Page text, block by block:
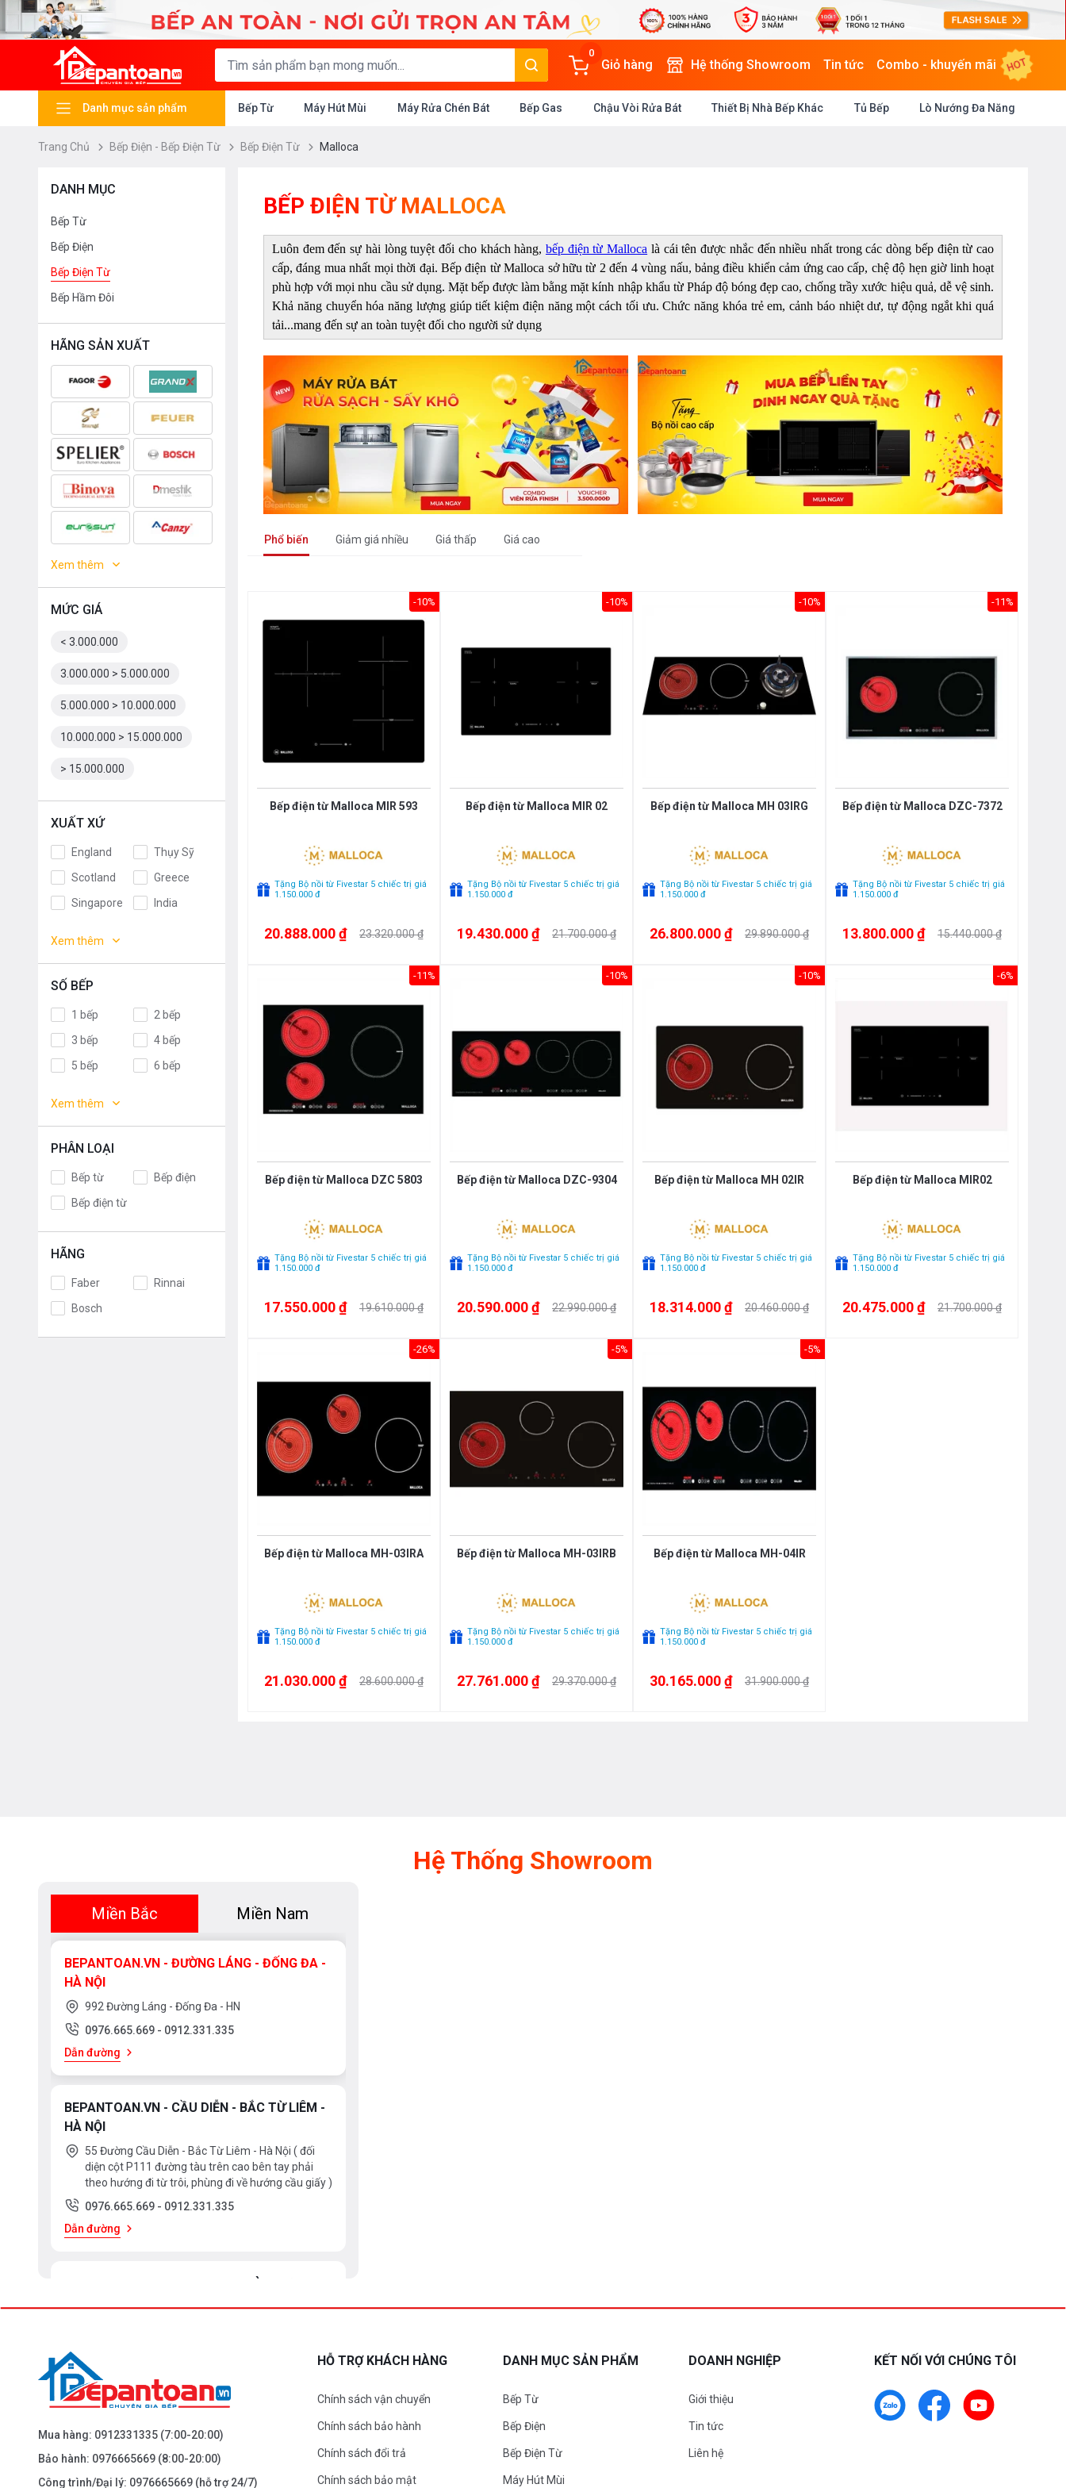
0
Giỏ hàng Hệ thống Showroom Tin tức Combo - khuyến mãi HOT
Danh mục sản phẩm Bếp Từ Máy Hút Mùi Máy Rửa Chén Bát Bếp Gas Chậu Vòi Rửa Bát Thiết Bị Nhà Bếp Khác Tủ Bếp Lò Nướng Đa Năng
Trang Chủ Bếp Điện - Bếp Điện Từ Bếp Điện Từ Malloca
DANH MỤC
Bếp Từ
Bếp Điện
Bếp Điện Từ
Bếp Hầm Đôi
HÃNG SẢN XUẤT
Xem thêm
MỨC GIÁ
< 3.000.000
3.000.000 > 5.000.000
5.000.000 > 10.000.000
10.000.000 > 15.000.000
> 15.000.000
XUẤT XỨ
England
Thụy Sỹ
Scotland
Greece
Singapore
India
Russia
Malaysia
Korea
EU
Spain
China
Mỹ
Chính Hãng
Xem thêm
SỐ BẾP
1 bếp
2 bếp
3 bếp
4 bếp
5 bếp
6 bếp
điểm
Xem thêm
PHÂN LOẠI
Bếp từ
Bếp điện
Bếp điện từ
HÃNG
Faber
Rinnai
Bosch
BẾP ĐIỆN TỪ MALLOCA
Luôn đem đến sự hài lòng tuyệt đối cho khách hàng, bếp điện từ Malloca là cái tên được nhắc đến nhiều nhất trong các dòng bếp điện từ cao
cấp, đáng mua nhất mọi thời đại. Bếp điện từ Malloca sở hữu từ 2 đến 4 vùng nấu, bảng điều khiển cảm ứng cao cấp, chệ độ hẹn giờ linh hoạt
phù hợp với mọi nhu cầu sử dụng. Mặt bếp được làm bằng mặt kính nhập khẩu từ Pháp độ bóng đẹp cao, chống trầy xước hiệu quả, dễ vệ sinh.
Khả năng chuyển hóa năng lượng giúp tiết kiệm điện năng một cách tối ưu. Chức năng khóa trẻ em, cảnh báo nhiệt dư, tự động ngắt khi quá
tải...mang đến sự an toàn tuyệt đối cho người sử dụng
Phổ biến Giảm giá nhiều Giá thấp Giá cao
-10%
Bếp điện từ Malloca MIR 593
Tặng Bộ nồi từ Fivestar 5 chiếc trị giá
1.150.000 đ
20.888.000 ₫ 23.320.000 ₫
-10%
Bếp điện từ Malloca MIR 02
Tặng Bộ nồi từ Fivestar 5 chiếc trị giá
1.150.000 đ
19.430.000 ₫ 21.700.000 ₫
-10%
Bếp điện từ Malloca MH 03IRG
Tặng Bộ nồi từ Fivestar 5 chiếc trị giá
1.150.000 đ
26.800.000 ₫ 29.890.000 ₫
-11%
Bếp điện từ Malloca DZC-7372
Tặng Bộ nồi từ Fivestar 5 chiếc trị giá
1.150.000 đ
13.800.000 ₫ 15.440.000 ₫
-11%
Bếp điện từ Malloca DZC 5803
Tặng Bộ nồi từ Fivestar 5 chiếc trị giá
1.150.000 đ
17.550.000 ₫ 19.610.000 ₫
-10%
Bếp điện từ Malloca DZC-9304
Tặng Bộ nồi từ Fivestar 5 chiếc trị giá
1.150.000 đ
20.590.000 ₫ 22.990.000 ₫
-10%
Bếp điện từ Malloca MH 02IR
Tặng Bộ nồi từ Fivestar 5 chiếc trị giá
1.150.000 đ
18.314.000 ₫ 20.460.000 ₫
-6%
Bếp điện từ Malloca MIR02
Tặng Bộ nồi từ Fivestar 5 chiếc trị giá
1.150.000 đ
20.475.000 ₫ 21.700.000 ₫
-26%
Bếp điện từ Malloca MH-03IRA
Tặng Bộ nồi từ Fivestar 5 chiếc trị giá
1.150.000 đ
21.030.000 ₫ 28.600.000 ₫
-5%
Bếp điện từ Malloca MH-03IRB
Tặng Bộ nồi từ Fivestar 5 chiếc trị giá
1.150.000 đ
27.761.000 ₫ 29.370.000 ₫
-5%
Bếp điện từ Malloca MH-04IR
Tặng Bộ nồi từ Fivestar 5 chiếc trị giá
1.150.000 đ
30.165.000 ₫ 31.900.000 ₫
Hệ Thống Showroom
Miền Bắc Miền Nam
BEPANTOAN.VN - ĐƯỜNG LÁNG - ĐỐNG ĐA -
HÀ NỘI
992 Đường Láng - Đống Đa - HN
0976.665.669 - 0912.331.335
Dẫn đường
BEPANTOAN.VN - CẦU DIỄN - BẮC TỪ LIÊM -
HÀ NỘI
55 Đường Cầu Diễn - Bắc Từ Liêm - Hà Nội ( đối
diện cột P111 đường tàu trên cao bên tay phải
theo hướng đi từ trôi, phùng đi về hướng cầu giấy )
0976.665.669 - 0912.331.335
Dẫn đường
BEPANTOAN.VN - ĐẠI LA - HAI BÀ TRƯNG -
Dẫn đường
BEPANTOAN.VN - NGUYỄN TRÃI - THANH
Mua hàng: 0912331335 (7:00-20:00)
Bảo hành: 0976665669 (8:00-20:00)
Công trình/Đại lý: 0976665669 (hỗ trợ 24/7)
HỖ TRỢ KHÁCH HÀNG
Chính sách vận chuyển
Chính sách bảo hành
Chính sách đổi trả
Chính sách bảo mật
DANH MỤC SẢN PHẨM
Bếp Từ
Bếp Điện
Bếp Điện Từ
Máy Hút Mùi
DOANH NGHIỆP
Giới thiệu
Tin tức
Liên hệ
KẾT NỐI VỚI CHÚNG TÔI